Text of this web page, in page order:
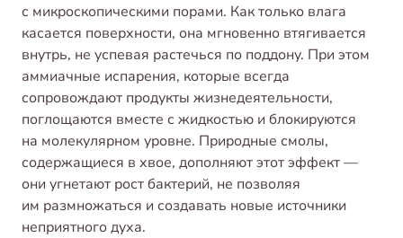
с микроскопическими порами. Как только влага
касается поверхности, она мгновенно втягивается
внутрь, не успевая растечься по поддону. При этом
аммиачные испарения, которые всегда
сопровождают продукты жизнедеятельности,
поглощаются вместе с жидкостью и блокируются
на молекулярном уровне. Природные смолы,
содержащиеся в хвое, дополняют этот эффект —
они угнетают рост бактерий, не позволяя
им размножаться и создавать новые источники
неприятного духа.